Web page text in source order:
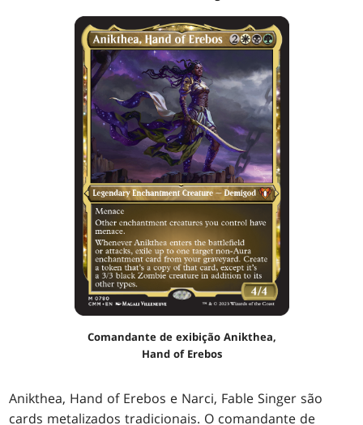
Comandante de exibição Anikthea,
Hand of Erebos
Anikthea, Hand of Erebos e Narci, Fable Singer são
cards metalizados tradicionais. O comandante de